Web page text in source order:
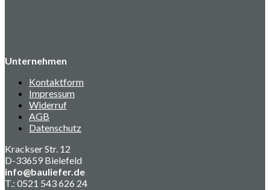
Unternehmen
Kontaktform
Impressum
Widerruf
AGB
Datenschutz
Krackser Str. 12
D-33659 Bielefeld
info@bauliefer.de
T.: 0521 543 626 24